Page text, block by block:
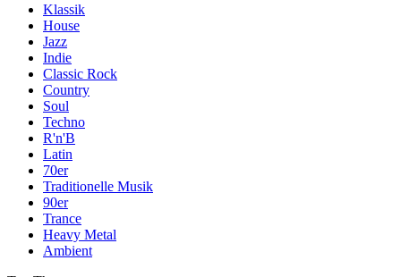
Klassik
House
Jazz
Indie
Classic Rock
Country
Soul
Techno
R'n'B
Latin
70er
Traditionelle Musik
90er
Trance
Heavy Metal
Ambient